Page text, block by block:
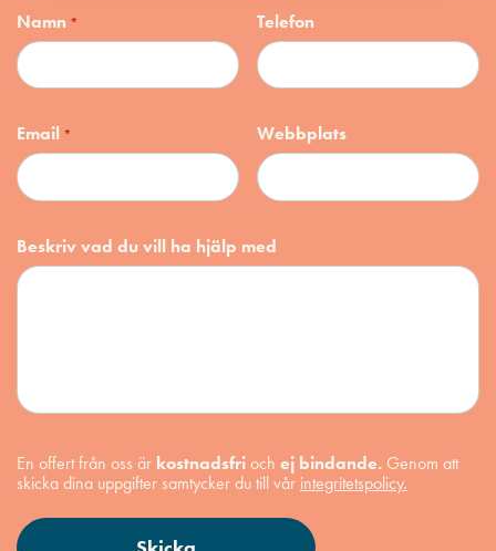
Namn * Telefon
Email * Webbplats
Beskriv vad du vill ha hjälp med
En offert från oss är kostnadsfrioch ej bindande. Genom att
skicka dina uppgifter samtycker du till vår integritetspolicy.